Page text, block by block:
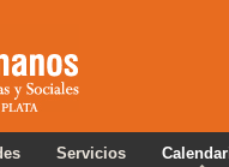
Servicios